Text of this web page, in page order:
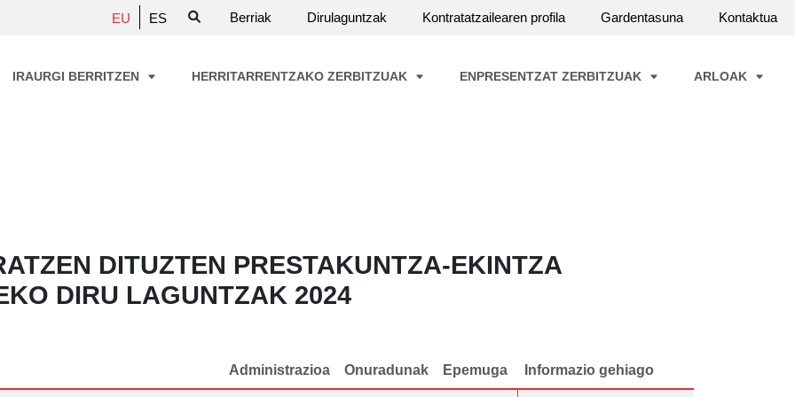
EU ES Berriak Dirulaguntzak Kontratatzailearen profila Gardentasuna Kontaktua
IRAURGI BERRITZEN HERRITARRENTZAKO ZERBITZUAK ENPRESENTZAT ZERBITZUAK ARLOAK
DITUZTEN PRESTAKUNTZA-EKINTZA
DIRU LAGUNTZAK 2024
Administrazioa Onuradunak Epemuga Informazio gehiago